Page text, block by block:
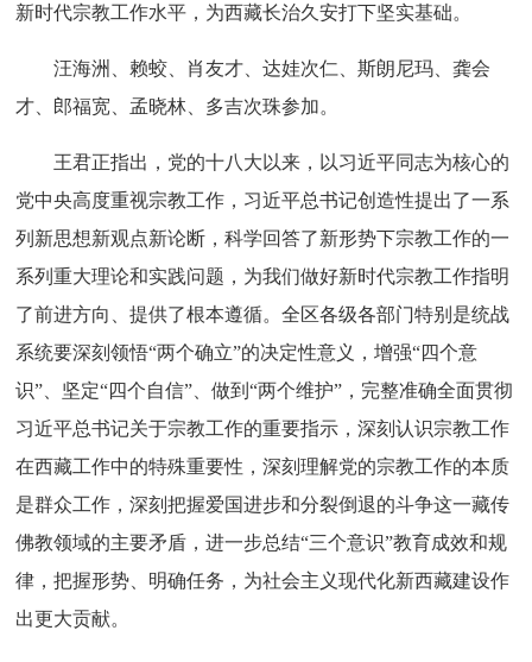
新时代宗教工作水平，为西藏长治久安打下坚实基础。
汪海洲、赖蛟、肖友才、达娃次仁、斯朗尼玛、龚会
才、郎福宽、孟晓林、多吉次珠参加。
王君正指出，党的十八大以来，以习近平同志为核心的
党中央高度重视宗教工作，习近平总书记创造性提出了一系
列新思想新观点新论断，科学回答了新形势下宗教工作的一
系列重大理论和实践问题，为我们做好新时代宗教工作指明
了前进方向、提供了根本遵循。全区各级各部门特别是统战
系统要深刻领悟“两个确立”的决定性意义，增强“四个意
识”、坚定“四个自信”、做到“两个维护”，完整准确全面贯彻
习近平总书记关于宗教工作的重要指示，深刻认识宗教工作
在西藏工作中的特殊重要性，深刻理解党的宗教工作的本质
是群众工作，深刻把握爱国进步和分裂倒退的斗争这一藏传
佛教领域的主要矛盾，进一步总结“三个意识”教育成效和规
律，把握形势、明确任务，为社会主义现代化新西藏建设作
出更大贡献。